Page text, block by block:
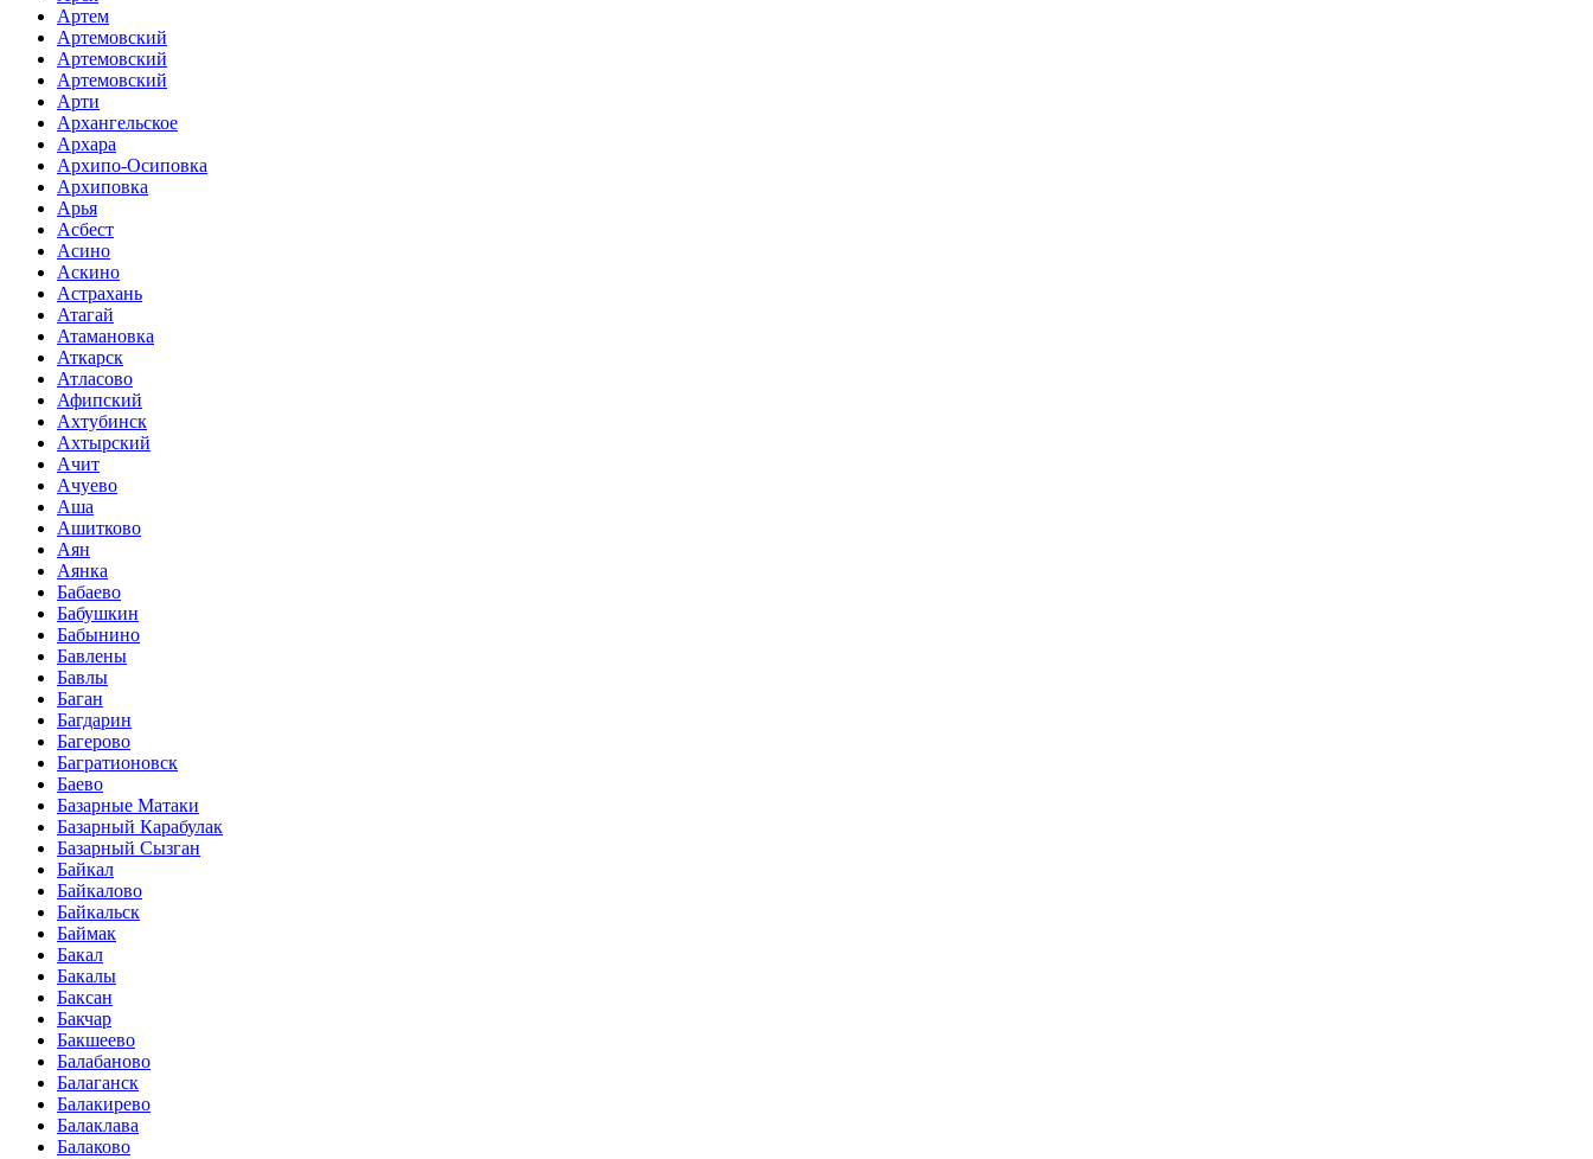
Артем
Артемовский
Артемовский
Артемовский
Арти
Архангельское
Архара
Архипо-Осиповка
Архиповка
Арья
Асбест
Асино
Аскино
Астрахань
Атагай
Атамановка
Аткарск
Атласово
Афипский
Ахтубинск
Ахтырский
Ачит
Ачуево
Аша
Ашитково
Аян
Аянка
Бабаево
Бабушкин
Бабынино
Бавлены
Бавлы
Баган
Багдарин
Багерово
Багратионовск
Баево
Базарные Матаки
Базарный Карабулак
Базарный Сызган
Байкал
Байкалово
Байкальск
Баймак
Бакал
Бакалы
Баксан
Бакчар
Бакшеево
Балабаново
Балаганск
Балакирево
Балаклава
Балаково